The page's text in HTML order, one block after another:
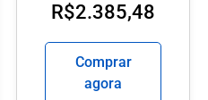
R$2.385,48
Comprar
agora